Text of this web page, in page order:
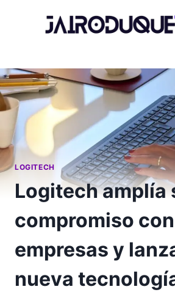
LOGITECH
Logitech amplía
compromiso
empresas y
nueva